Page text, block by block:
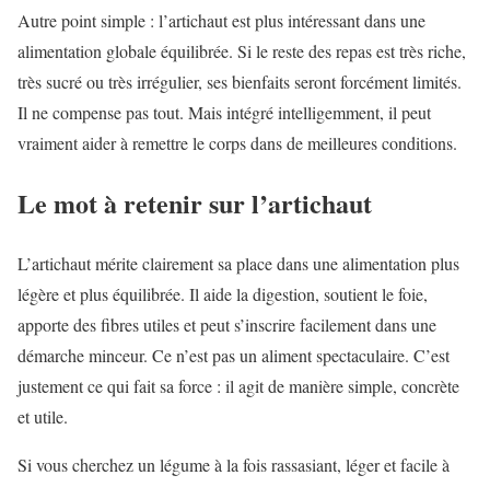
Autre point simple : l’artichaut est plus intéressant dans une
alimentation globale équilibrée. Si le reste des repas est très riche,
très sucré ou très irrégulier, ses bienfaits seront forcément limités.
Il ne compense pas tout. Mais intégré intelligemment, il peut
vraiment aider à remettre le corps dans de meilleures conditions.
Le mot à retenir sur l’artichaut
L’artichaut mérite clairement sa place dans une alimentation plus
légère et plus équilibrée. Il aide la digestion, soutient le foie,
apporte des fibres utiles et peut s’inscrire facilement dans une
démarche minceur. Ce n’est pas un aliment spectaculaire. C’est
justement ce qui fait sa force : il agit de manière simple, concrète
et utile.
Si vous cherchez un légume à la fois rassasiant, léger et facile à